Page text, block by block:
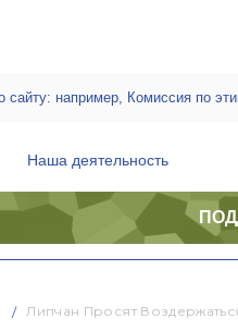
Наша деятельность
Липчан Просят